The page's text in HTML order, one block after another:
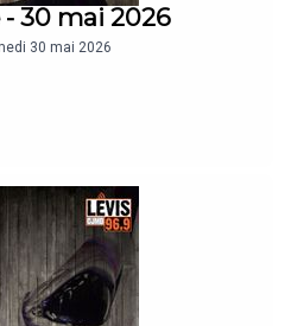
30 mai 2026
30 mai 2026